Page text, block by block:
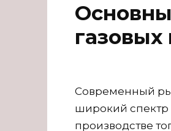
газовых
Современный
широкий спектр
производстве